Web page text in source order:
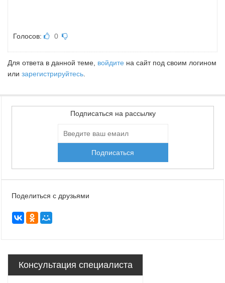
Голосов: 0
Для ответа в данной теме, войдите на сайт под своим логином
или зарегистрируйтесь
Подписаться на рассылку
Поделиться с друзьями
Консультация специалиста